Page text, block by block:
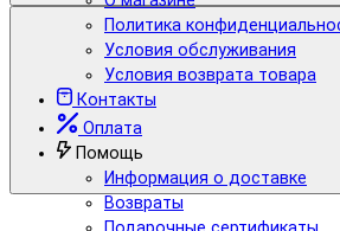
Политика
Условия обслуживания
Условия возврата товара
Контакты
Оплата
Помощь
Информация о доставке
Возвраты